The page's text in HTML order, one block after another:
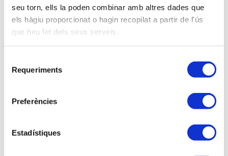
seu torn, ells la poden combinar amb altres dades que
els hàgiu proporcionat o hagin recopilat a partir de l'ús
que heu fet dels seus serveis.
Requeriments
Preferències
Estadístiques
La successió contractual:
• Els pactes successoris.
• L’ordre de succeir:
b) El cònjuge vidu i el convivent en unió estable de
d) Col•laterals.